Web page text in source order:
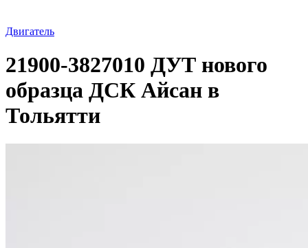
Двигатель
21900-3827010 ДУТ нового
образца ДСК Айсан в
Тольятти